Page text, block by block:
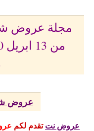
مجلة عروض
عروض
عروض نت تقدم لكم